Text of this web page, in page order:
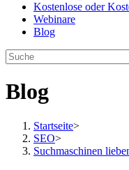
Kostenlose oder
Webinare
Blog
Blog
Startseite>
SEO>
Suchmaschinen